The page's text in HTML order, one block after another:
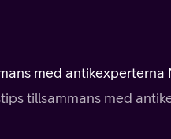
med
tillsammans med